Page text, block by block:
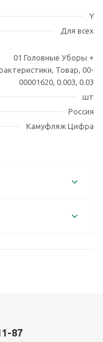
Y
Для всех
01 Головные Уборы +
Товар, 00-
00001620, 0.003, 0.03
шт
Россия
Камуфляж Цифра
87